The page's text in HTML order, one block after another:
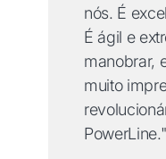
nós. É
É ágil e
manobrar,
muito
PowerLine."